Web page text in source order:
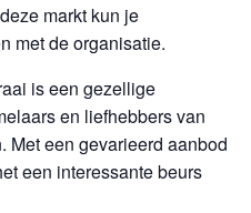
markt kun je
met de organisatie.
is een gezellige
en liefhebbers van
Met een gevarieerd aanbod
een interessante beurs